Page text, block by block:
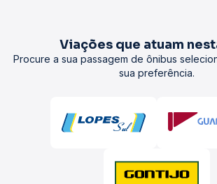
Viações que atuam
Procure a sua passagem de ônibus
sua preferência.